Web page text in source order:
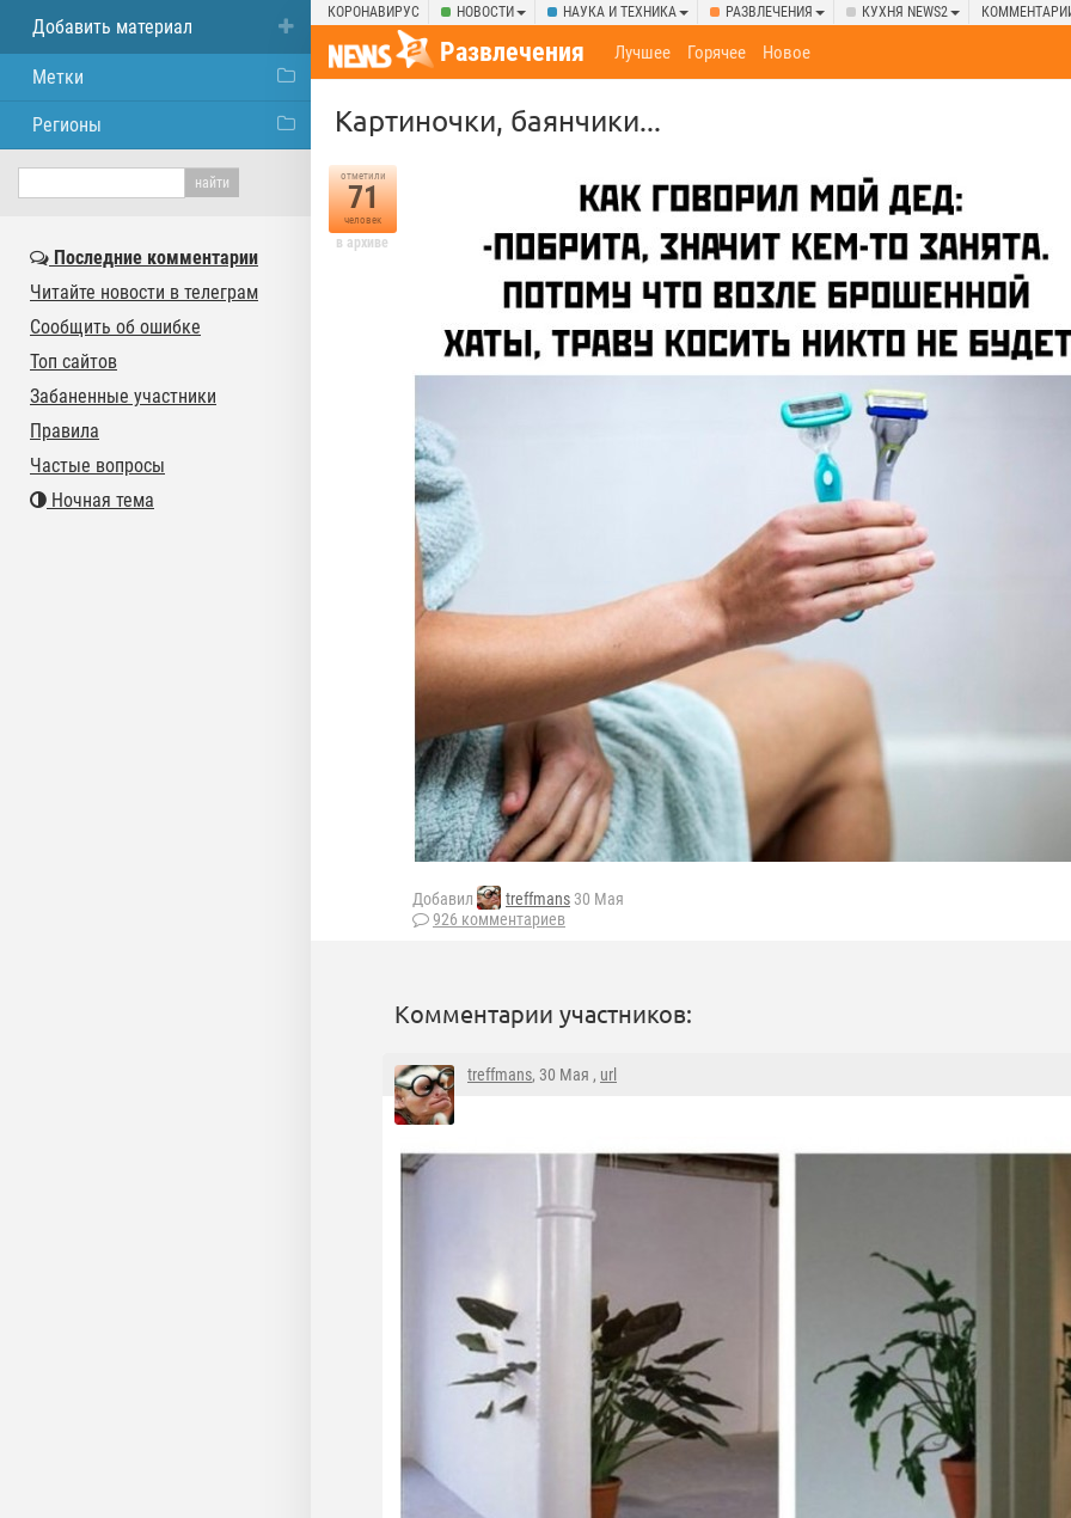
КОРОНАВИРУС НОВОСТИ НАУКА И ТЕХНИКА РАЗВЛЕЧЕНИЯ КУХНЯ NEWS2
Развлечения Лучшее Горячее Новое
Картиночки, баянчики...
отметили
71
человек
в архиве
Добавил treffmans 30 Мая
926 комментариев
Комментарии участников:
treffmans, 30 Мая , url
Добавить материал
Метки
Регионы
Последние комментарии
Читайте новости в телеграм
Сообщить об ошибке
Топ сайтов
Забаненные участники
Правила
Частые вопросы
Ночная тема